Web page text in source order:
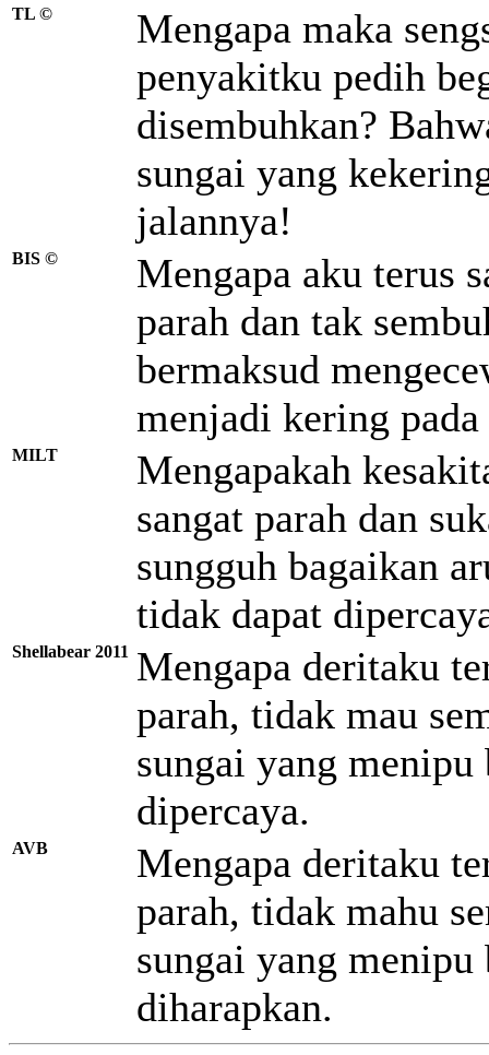
TL ©
Mengapa maka
penyakitku pedih
disembuhkan?
sungai yang
jalannya!
BIS ©
Mengapa aku terus
parah dan tak
bermaksud
menjadi kering
MILT
Mengapakah
sangat parah dan
sungguh bagaikan
tidak dapat
Shellabear 2011 Mengapa deritaku
parah, tidak mau
sungai yang
dipercaya.
AVB
Mengapa deritaku
parah, tidak mahu
sungai yang
diharapkan.